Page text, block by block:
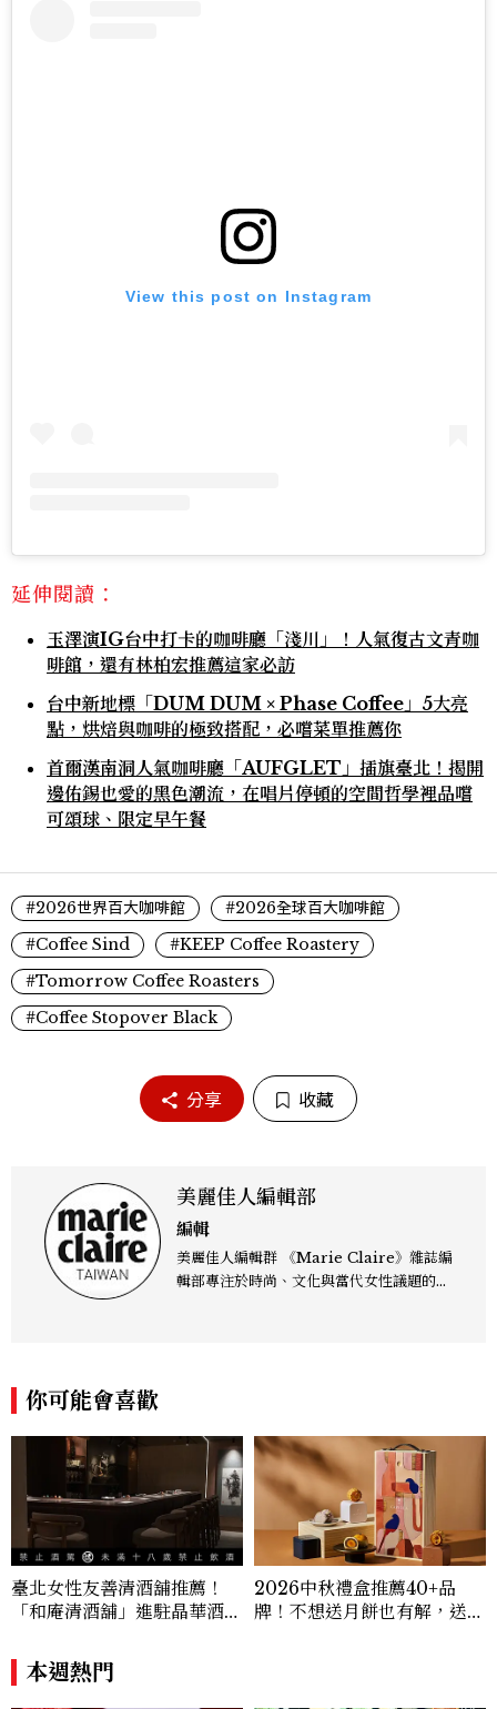
View this post on Instagram
延伸閱讀：
玉澤演IG台中打卡的咖啡廳「淺川」！人氣復古文青咖
啡館，還有林柏宏推薦這家必訪
台中新地標「DUM DUM × Phase Coffee」5大亮
點，烘焙與咖啡的極致搭配，必嚐菜單推薦你
首爾漢南洞人氣咖啡廳「AUFGLET」插旗臺北！揭開
邊佑錫也愛的黑色潮流，在唱片停頓的空間哲學裡品嚐
可頌球、限定早午餐
#2026世界百大咖啡館
#2026全球百大咖啡館
#Coffee Sind
#KEEP Coffee Roastery
#Tomorrow Coffee Roasters
#Coffee Stopover Black
分享 收藏
美麗佳人編輯部
編輯
美麗佳人編輯群 《Marie Claire》雜誌編
輯部專注於時尚、文化與當代女性議題的深
度的內容。 《Marie Claire》始終以敏銳
視角與編輯直覺，引領讀者探索女性多元面
貌與生活品味風格的無限可能。
你可能會喜歡
臺北女性友善清酒舖推薦！
「和庵清酒舖」進駐晶華酒
180元起輕鬆微醺
2026中秋禮盒推薦40+品
牌！不想送月餅也有解，送長
本週熱門